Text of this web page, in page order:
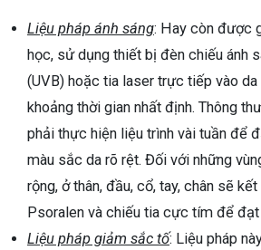
Liệu pháp ánh sáng: Hay còn được
học, sử dụng thiết bị đèn chiếu ánh
(UVB) hoặc tia laser trực tiếp vào
khoảng thời gian nhất định. Thông
phải thực hiện liệu trình vài tuần để
màu sắc da rõ rệt. Đối với những
rộng, ở thân, đầu, cổ, tay, chân sẽ
Psoralen và chiếu tia cực tím để đạt
Liệu pháp giảm sắc tố: Liệu pháp